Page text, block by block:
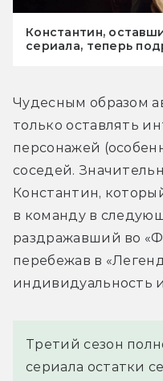
Константин,
сериала, теперь
Чудесным образом
только оставлять
персонажей
соседей.
Константин,
в команду в
раздражавший во
перебежав в
индивидуальность
Третий сезон
сериала остатки